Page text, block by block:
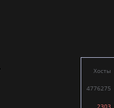
Хосты
4776275
2303